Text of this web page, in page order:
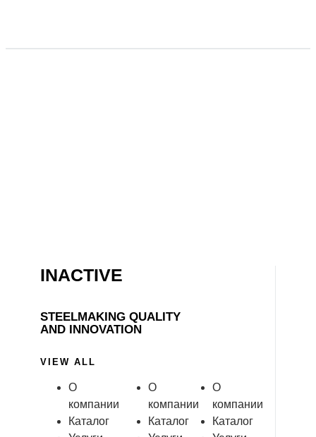
INACTIVE
STEELMAKING QUALITY
AND INNOVATION
VIEW ALL
О
компании
Каталог
О
компании
Каталог
О
компании
Каталог